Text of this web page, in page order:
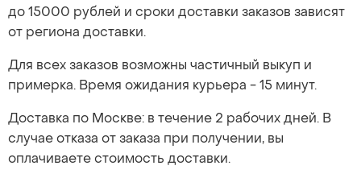
до 15000 рублей и сроки доставки заказов зависят
от региона доставки.
Для всех заказов возможны частичный выкуп и
примерка. Время ожидания курьера - 15 минут.
Доставка по Москве: в течение 2 рабочих дней. В
случае отказа от заказа при получении, вы
оплачиваете стоимость доставки.